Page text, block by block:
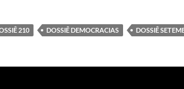
210 DOSSIÊ DEMOCRACIAS DOSSIÊ